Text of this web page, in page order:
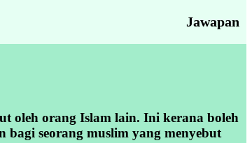
Jawapan
oleh orang Islam lain. Ini kerana boleh
bagi seorang muslim yang menyebut